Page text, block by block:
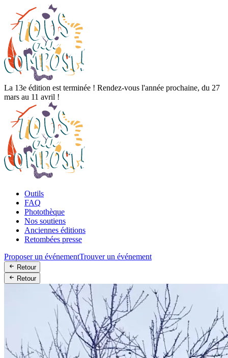
La 13e édition est terminée ! Rendez-vous l'année prochaine, du 27
mars au 11 avril !
Outils
FAQ
Photothèque
Nos soutiens
Anciennes éditions
Retombées presse
Proposer un événementTrouver un événement
Retour
Retour